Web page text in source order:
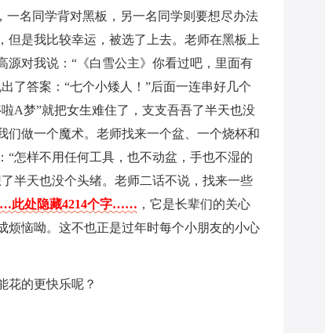
一名同学背对黑板，另一名同学则要想尽办法
是我比较幸运，被选了上去。老师在黑板上
对我说：“《白雪公主》你看过吧，里面有
了答案：“七个小矮人！”后面一连串好几个
A梦”就把女生难住了，支支吾吾了半天也没
们做一个魔术。老师找来一个盆、一个烧杯和
怎样不用任何工具，也不动盆，手也不湿的
半天也没个头绪。老师二话不说，找来一些
此处隐藏4214个字…… ，它是长辈们的关心
烦恼呦。这不也正是过年时每个小朋友的小心
花的更快乐呢？